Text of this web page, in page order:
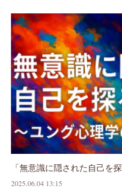
「無意識に隠された自己を
2025.06.04 13:15